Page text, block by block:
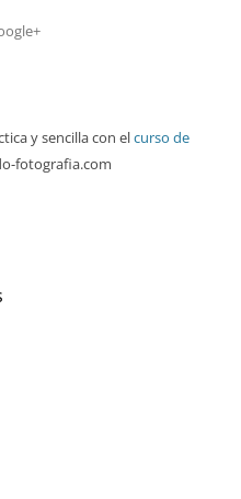
y sencilla con elcurso de
fotografia.com